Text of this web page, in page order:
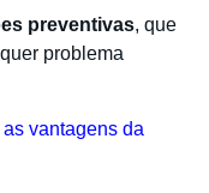
preventivas, que
problema
vantagens da